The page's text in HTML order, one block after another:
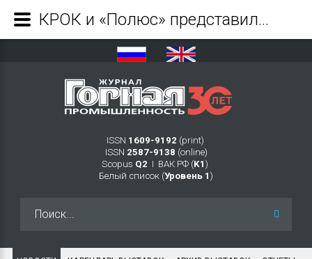
ISSN 1609-9192 (print)
ISSN 2587-9138 (online)
Scopus Q2 Ι ВАК РФ (K1 )
Белый список (Уровень 1 )
КРОК и «Полюс» представили систему мониторинга и управления хвостохранилищами на форуме МАЙНЕКС - 2022 - Журнал Горная промышленность